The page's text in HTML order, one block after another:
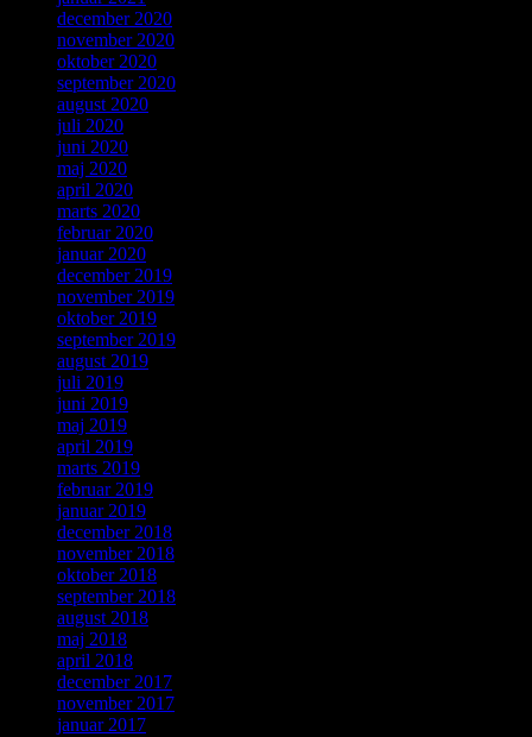
december 2020
november 2020
oktober 2020
september 2020
august 2020
juli 2020
juni 2020
maj 2020
april 2020
marts 2020
februar 2020
januar 2020
december 2019
november 2019
oktober 2019
september 2019
august 2019
juli 2019
juni 2019
maj 2019
april 2019
marts 2019
februar 2019
januar 2019
december 2018
november 2018
oktober 2018
september 2018
august 2018
maj 2018
april 2018
december 2017
november 2017
januar 2017